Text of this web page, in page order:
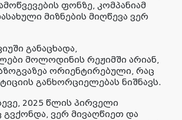
ფონზე, კომპანიამ
მიზნების მიღწევა ვერ
განაცხადა,
მოლოდინის რეჟიმში არიან,
ორიენტირებული, რაც
განხორციელებას ნიშნავს.
2025 წლის პირველი
ვერ მივაღწიეთ და